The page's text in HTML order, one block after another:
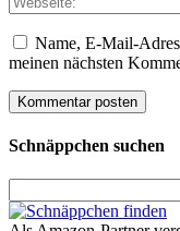
Name, E-Mail-
meinen nächsten
Schnäppchen suchen